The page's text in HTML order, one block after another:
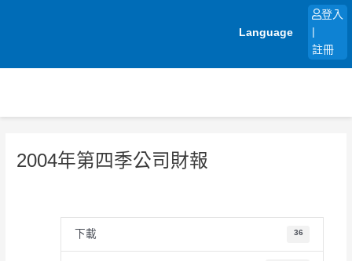
Language
登入
註冊
2004年第四季公司財報
下載 36